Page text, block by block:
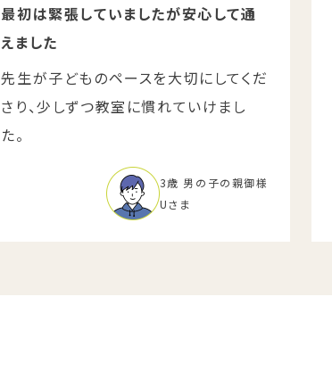
最初は緊張していましたが安心して通
えました
先生が子どものペースを大切にしてくだ
さり、少しずつ教室に慣れていけまし
た。
3歳 男の子の親御様
Uさま